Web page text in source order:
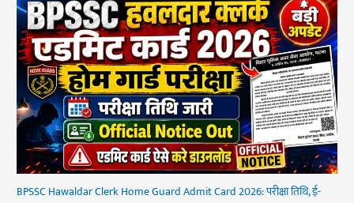
BPSSC Hawaldar Clerk Home Guard Admit Card 2026: परीक्षा तिथि, ई-